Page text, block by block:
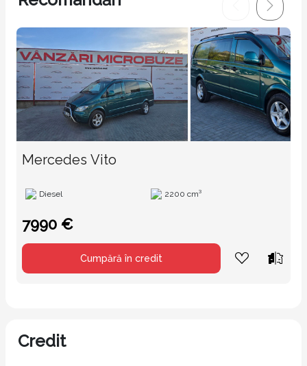
Mercedes Vito
Diesel 2200 cm³
7990 €
Cumpără în credit
Credit